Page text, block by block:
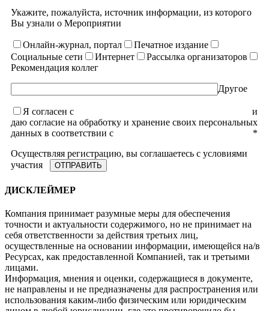
Укажите, пожалуйста, источник информации, из которого
Вы узнали о Мероприятии
Онлайн-журнал, портал
Печатное издание
Социальные сети
Интернет
Рассылка организаторов
Рекомендация коллег
Другое
Я согласен с
и
даю согласие на обработку и хранение своих персональных
данных в соответствии с
*
Осуществляя регистрацию, вы соглашаетесь с условиями
участия
ДИСКЛЕЙМЕР
Компания принимает разумные меры для обеспечения
точности и актуальности содержимого, но не принимает на
себя ответственности за действия третьих лиц,
осуществленные на основании информации, имеющейся на/в
Ресурсах, как предоставленной Компанией, так и третьими
лицами.
Информация, мнения и оценки, содержащиеся в документе,
не направлены и не предназначены для распространения или
использования каким-либо физическим или юридическим